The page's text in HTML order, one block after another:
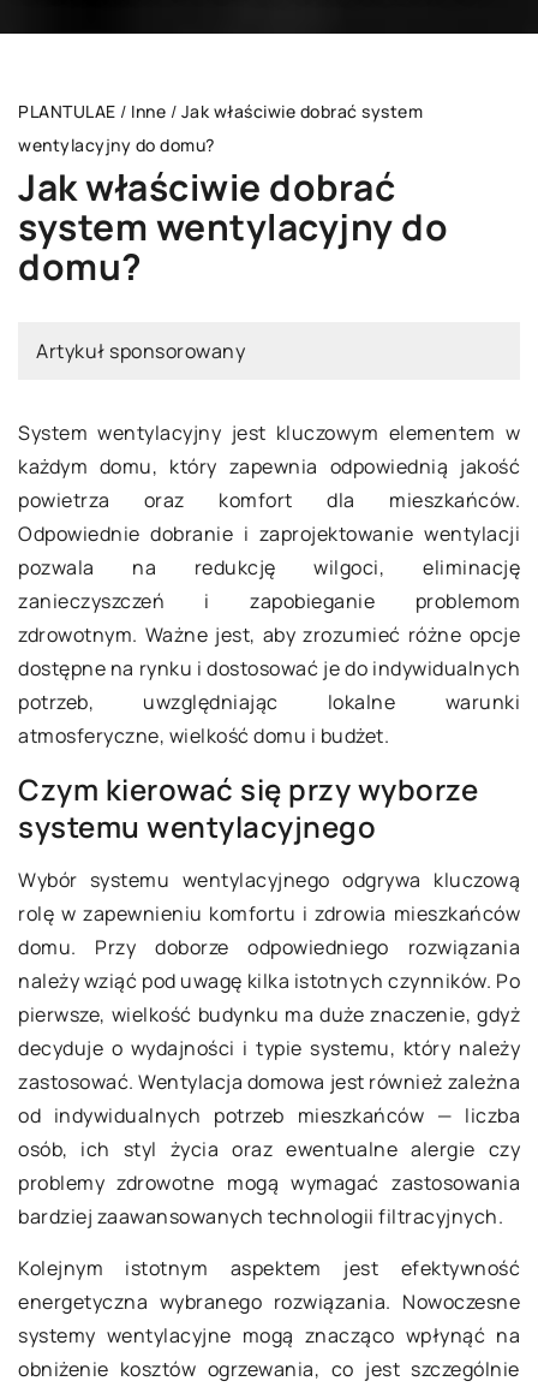
PLANTULAE / Inne / Jak właściwie dobrać system
wentylacyjny do domu?
Jak właściwie dobrać
system wentylacyjny do
domu?
Artykuł sponsorowany
System wentylacyjny jest kluczowym elementem w
każdym domu, który zapewnia odpowiednią jakość
powietrza oraz komfort dla mieszkańców.
Odpowiednie dobranie i zaprojektowanie wentylacji
pozwala na redukcję wilgoci, eliminację
zanieczyszczeń i zapobieganie problemom
zdrowotnym. Ważne jest, aby zrozumieć różne opcje
dostępne na rynku i dostosować je do indywidualnych
potrzeb, uwzględniając lokalne warunki
atmosferyczne, wielkość domu i budżet.
Czym kierować się przy wyborze
systemu wentylacyjnego
Wybór systemu wentylacyjnego odgrywa kluczową
rolę w zapewnieniu komfortu i zdrowia mieszkańców
domu. Przy doborze odpowiedniego rozwiązania
należy wziąć pod uwagę kilka istotnych czynników. Po
pierwsze, wielkość budynku ma duże znaczenie, gdyż
decyduje o wydajności i typie systemu, który należy
zastosować. Wentylacja domowa jest również zależna
od indywidualnych potrzeb mieszkańców — liczba
osób, ich styl życia oraz ewentualne alergie czy
problemy zdrowotne mogą wymagać zastosowania
bardziej zaawansowanych technologii filtracyjnych.
Kolejnym istotnym aspektem jest efektywność
energetyczna wybranego rozwiązania. Nowoczesne
systemy wentylacyjne mogą znacząco wpłynąć na
obniżenie kosztów ogrzewania, co jest szczególnie